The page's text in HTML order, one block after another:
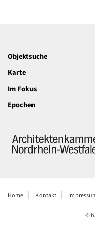
Über baukunst-nrw
Fachbeirat
Kontakt
Impressum
Suchbegriff eingeben
Objektsuche
Karte
Im Fokus
Epochen
Home Kontakt
©